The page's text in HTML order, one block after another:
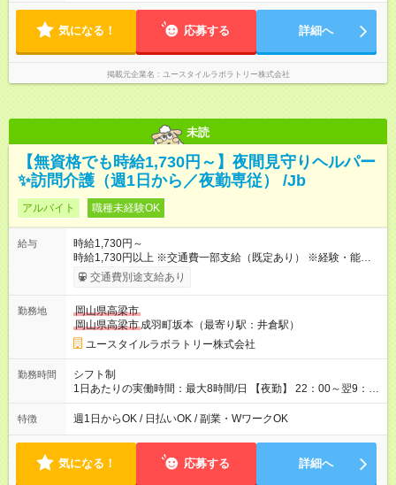
定（毎週同じ曜日勤務）
気になる！ 応募する 詳細へ
掲載元企業名 ユースタイルラボラトリー株式会社
未読
【無資格でも時給1,730円～】夜間見守りヘルパー
✨訪問介護（週1日から／夜勤専従） /Jb
アルバイト 職種未経験OK
給与
時給1,730円～
時給1,730円以上 ※交通費一部支給（既定あり） ※経験・能力を
考慮して決定します 【収入例】 週1回勤務の場合：1,730円×8時
間×4回=5万5,360円 週3回勤務の場合：1,730円×8時間×12回
月 ※ 雇用形態と給与に、本採用時と異なる部分があります。 雇
用形態：本採用時と同じです。 給与：時給 1,480円以上
交通費別途支給あり
勤務地
岡山県高梁市
岡山県高梁市 成羽町坂本（最寄り駅：井倉駅）
ユースタイルラボラトリー株式会社
勤務時間
シフト制
1日あたりの実働時間：最大8時間/日 【夜勤】 22：00～翌9：
00 ※週1日～OK ／ 夜勤専従 ＊＊ 勤務時間例 ＊＊ ■22時か
ら翌7時 ■23時から翌8時 ■24時から翌9時 など ※上記の時間
ます。 ※曜日固定（毎週同じ曜日での勤務となります）
特徴 週1日からOK / 日払いOK / 副業・WワークOK
気になる！ 応募する 詳細へ